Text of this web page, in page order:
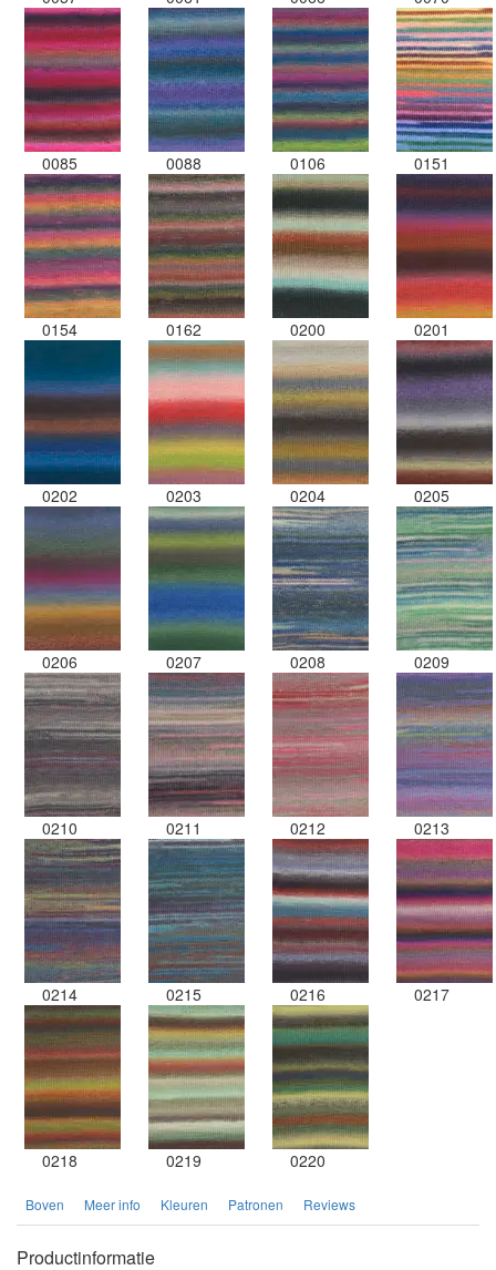
0085 0088 0106 0151
0154 0162 0200 0201
0202 0203 0204 0205
0206 0207 0208 0209
0210 0211 0212 0213
0214 0215 0216 0217
0218 0219 0220
Boven Meer info Kleuren Patronen Reviews
Productinformatie